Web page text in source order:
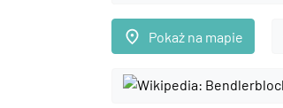
place Pokaż na mapie